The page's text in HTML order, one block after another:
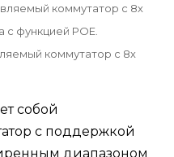
коммутатор с 8х
с функцией POE.
коммутатор с 8х
собой
с поддержкой
диапазоном